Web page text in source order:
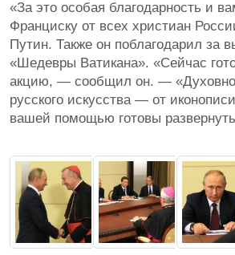
«За это особая благодарность и
Франциску от всех христиан
Путин. Также он поблагодарил за
«Шедевры Ватикана». «Сейчас
акцию, — сообщил он. —
русского искусства — от
вашей помощью готовы